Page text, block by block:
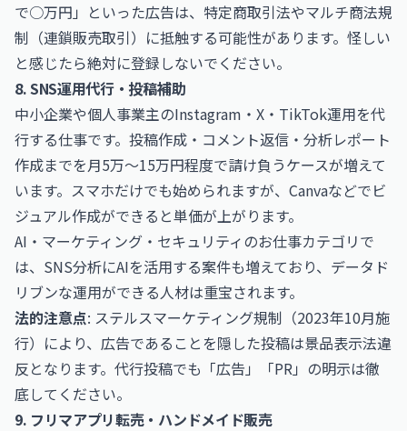
で○万円」といった広告は、特定商取引法やマルチ商法規
制（連鎖販売取引）に抵触する可能性があります。怪しい
と感じたら絶対に登録しないでください。
8. SNS運用代行・投稿補助
中小企業や個人事業主のInstagram・X・TikTok運用を代
行する仕事です。投稿作成・コメント返信・分析レポート
作成までを月5万〜15万円程度で請け負うケースが増えて
います。スマホだけでも始められますが、Canvaなどでビ
ジュアル作成ができると単価が上がります。
AI・マーケティング・セキュリティのお仕事カテゴリで
は、SNS分析にAIを活用する案件も増えており、データド
リブンな運用ができる人材は重宝されます。
法的注意点: ステルスマーケティング規制（2023年10月施
行）により、広告であることを隠した投稿は景品表示法違
反となります。代行投稿でも「広告」「PR」の明示は徹
底してください。
9. フリマアプリ転売・ハンドメイド販売